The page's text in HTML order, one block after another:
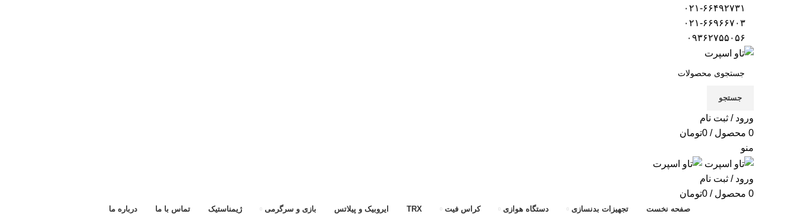
جستجو
ورود / ثبت نام
0 محصول / تومان0
منو
ورود / ثبت نام
0 محصول / تومان0
صفحه نخست تجهیزات بدنسازی دستگاه هوازی کراس فیت TRX ایروبیک و پیلاتس بازی و سرگرمی ژیمناستیک تماس با ما درباره ما